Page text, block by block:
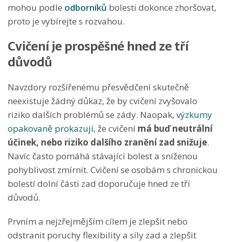
mohou podle odborníků bolesti dokonce zhoršovat,
proto je vybírejte s rozvahou.
Cvičení je prospěšné hned ze tří
důvodů
Navzdory rozšířenému přesvědčení skutečně
neexistuje žádný důkaz, že by cvičení zvyšovalo
riziko dalších problémů se zády. Naopak, výzkumy
opakovaně prokazují, že cvičení má buď neutrální
účinek, nebo riziko dalšího zranění zad snižuje.
Navíc často pomáhá stávající bolest a sníženou
pohyblivost zmírnit. Cvičení se osobám s chronickou
bolestí dolní části zad doporučuje hned ze tří
důvodů.
Prvním a nejzřejmějším cílem je zlepšit nebo
odstranit poruchy flexibility a síly zad a zlepšit